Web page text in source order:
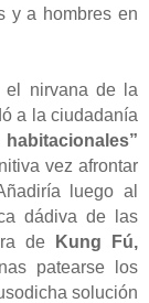
y a hombres en
el nirvana de la
a la ciudadanía
vez afrontar
luego al
dádiva de las
de
Kung Fú,
patearse los
solución